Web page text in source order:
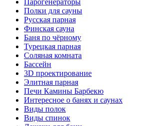
Парогенераторы
Полки для сауны
Русская парная
Финская сауна
Баня по чёрному
Турецкая парная
Соляная комната
Бассейн
3D проектирование
Элитная парная
Печи Камины Барбекю
Интересное о банях и саунах
Виды полок
Виды спинок